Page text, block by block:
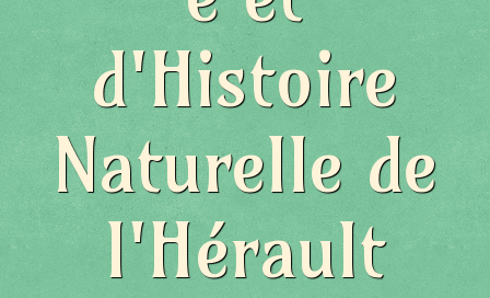
d'Histoire
Naturelle de
l'Hérault